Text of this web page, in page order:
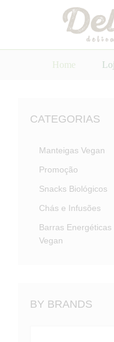
Home
CATEGORIAS
Manteigas Vegan
Promoção
Snacks Biológicos
Chás e Infusões
Barras Energéticas
Vegan
BY BRANDS